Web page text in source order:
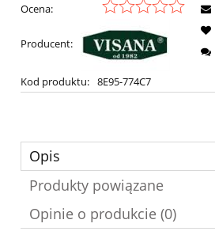
Ocena:
Producent:
Kod produktu: 8E95-774C7
Opis
Produkty powiązane
Opinie o produkcie (0)